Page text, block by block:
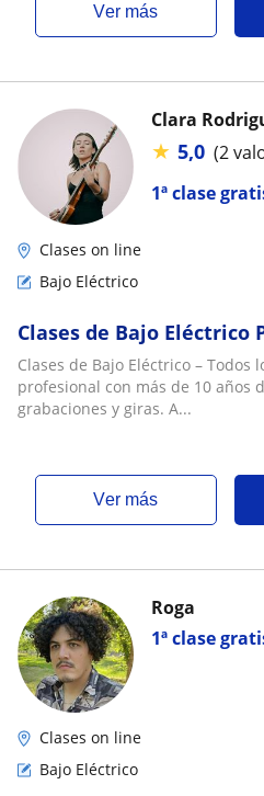
ver más
1ª clase
Clara
★ 5,0 (2
Clases on line
Bajo Eléctrico
Clases de Bajo Eléctrico
Clases de Bajo Eléctrico – Todos
profesional con más de 10 años
grabaciones y giras. A...
ver más
1ª clase
Roga
Clases on line
Bajo Eléctrico